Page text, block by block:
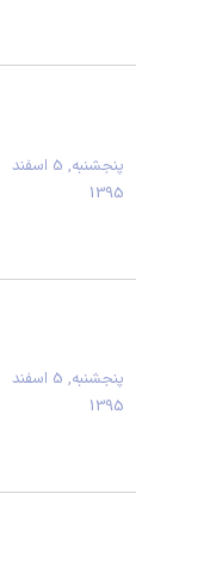
پنجشنبه, 5 اسفند
1395
پنجشنبه, 5 اسفند
1395